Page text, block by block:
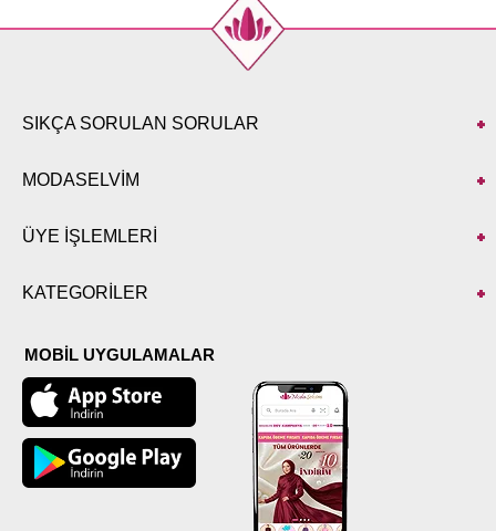
SIKÇA SORULAN SORULAR
MODASELVİM
ÜYE İŞLEMLERİ
KATEGORİLER
MOBİL UYGULAMALAR